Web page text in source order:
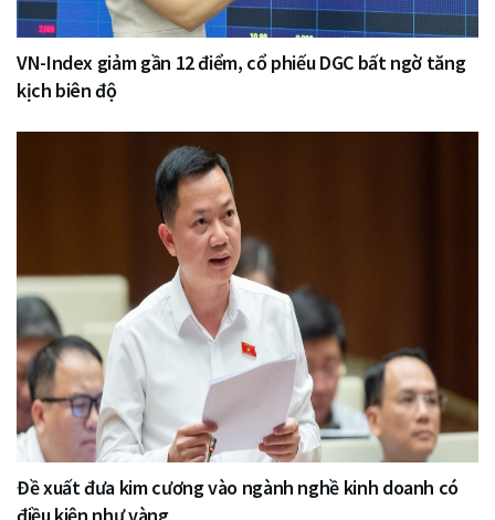
VN-Index giảm gần 12 điểm, cổ phiếu DGC bất ngờ tăng
kịch biên độ
Đề xuất đưa kim cương vào ngành nghề kinh doanh có